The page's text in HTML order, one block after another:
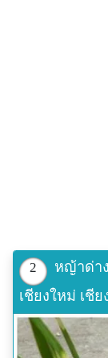
2
หญ้าด่า
เชียงใหม่ เชีย